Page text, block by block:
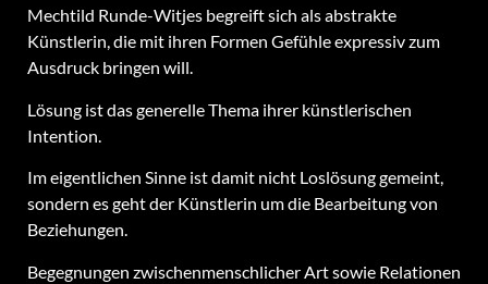
Mechtild Runde-Witjes begreift sich als abstrakte
Künstlerin, die mit ihren Formen Gefühle expressiv zum
Ausdruck bringen will.
Lösung ist das generelle Thema ihrer künstlerischen
Intention.
Im eigentlichen Sinne ist damit nicht Loslösung gemeint,
sondern es geht der Künstlerin um die Bearbeitung von
Beziehungen.
Begegnungen zwischenmenschlicher Art sowie Relationen